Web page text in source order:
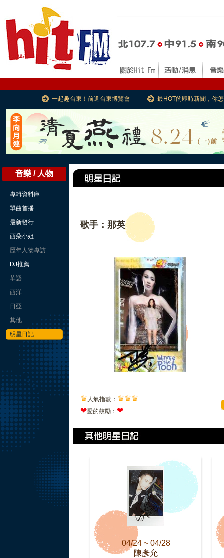
一起趣台東！前進台東博覽會 最HOT的即時新聞，你
音樂 / 人物
專輯資料庫
單曲首播
最新發行
西朵小姐
歷年人物專訪
DJ推薦
華語
西洋
日亞
其他
明星日記
歌手：那英
♛ 人氣指數： ♛♛♛
❤愛的鼓勵： ❤
04/24 ~ 04/28
陳彥允